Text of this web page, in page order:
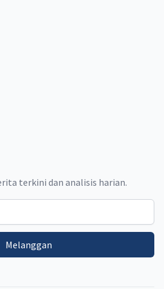
terkini dan analisis harian.
Melanggan